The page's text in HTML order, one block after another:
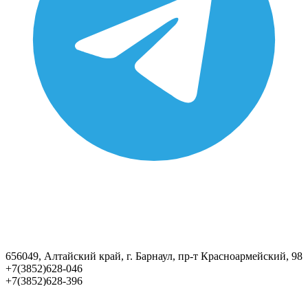
656049, Алтайский край, г. Барнаул, пр-т Красноармейский, 98
+7(3852)628-046
+7(3852)628-396